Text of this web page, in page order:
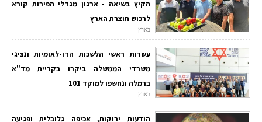
הקיץ בשיאה - ארגון מגדלי הפירות קורא
לרכוש תוצרת הארץ
בארץ
עשרות ראשי הלשכות הדו-לאומיות ונציגי
משרדי הממשלה ביקרו בקריית מד"א
ברמלה ונחשפו למוקד 101
בארץ
הודעות ירוקות, אכיפה גלובלית ופגיעה